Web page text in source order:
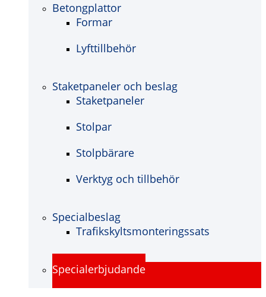
Betongplattor
Formar
Lyfttillbehör
Staketpaneler och beslag
Staketpaneler
Stolpar
Stolpbärare
Verktyg och tillbehör
Specialbeslag
Trafikskyltsmonteringssats
Specialerbjudande